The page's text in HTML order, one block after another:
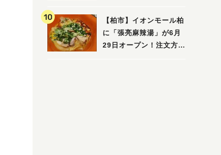
【柏市】イオンモール柏
に「張亮麻辣湯」が6月
29日オープン！注文方法